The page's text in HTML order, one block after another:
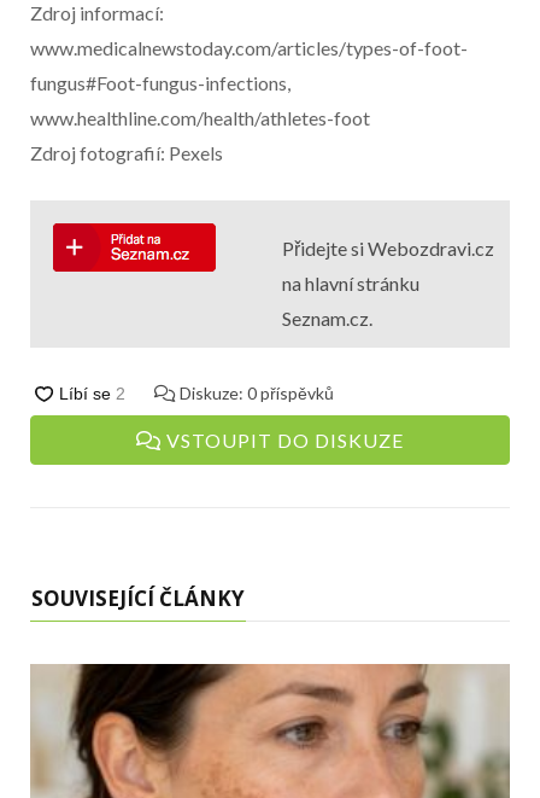
Zdroj informací:
www.medicalnewstoday.com/articles/types-of-foot-
fungus#Foot-fungus-infections,
www.healthline.com/health/athletes-foot
Zdroj fotografií: Pexels
Přidejte si Webozdravi.cz
na hlavní stránku
Seznam.cz.
Diskuze: 0příspěvků
VSTOUPIT DO DISKUZE
SOUVISEJÍCÍ ČLÁNKY